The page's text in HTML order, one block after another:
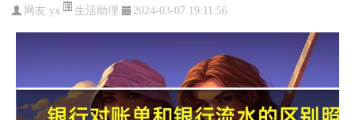
网友:yx 生活助理 2024-03-07 19:11:56